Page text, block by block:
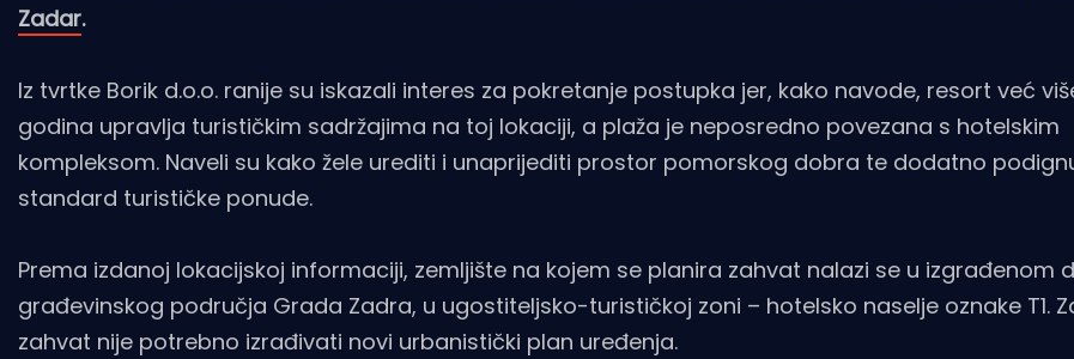
Zadar.
Iz tvrtke Borik d.o.o. ranije su iskazali interes za pokretanje postupka jer, kako navode, resort već
godina upravlja turističkim sadržajima na toj lokaciji, a plaža je neposredno povezana s hotelskim
kompleksom. Naveli su kako žele urediti i unaprijediti prostor pomorskog dobra te dodatno
standard turističke ponude.
Prema izdanoj lokacijskoj informaciji, zemljište na kojem se planira zahvat nalazi se u izgrađenom
građevinskog područja Grada Zadra, u ugostiteljsko-turističkoj zoni – hotelsko naselje oznake T1.
zahvat nije potrebno izrađivati novi urbanistički plan uređenja.